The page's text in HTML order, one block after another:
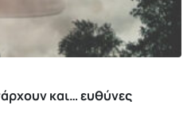
και… ευθύνες